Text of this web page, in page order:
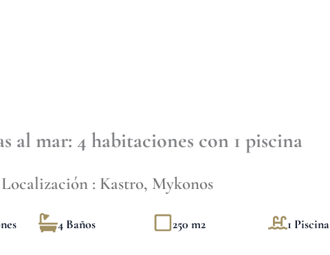
al mar: 4 habitaciones con 1 piscina
Localización : Kastro, Mykonos
4 Baños 250 m2 1 Piscina